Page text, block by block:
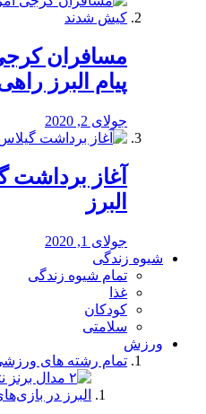
مسافران
پیام البرز
جولای 2, 2020
آغاز
البرز
جولای 1, 2020
شیوه زندگی
تمام شیوه زندگی
غذا
کودکان
سلامتی
ورزش
تمام رشته های